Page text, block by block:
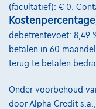
(facultatief): € 0.
debetrentevoet: 8,49
betalen in 60
terug te betalen
Onder voorbehoud
door Alpha Credit
Onze team
Contact
@2024 TCS Mobility